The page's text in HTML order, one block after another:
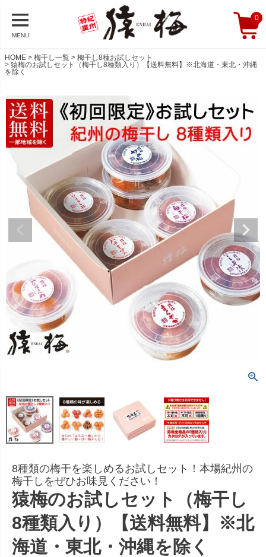
MENU
0
HOME 梅干し一覧
梅干し8種お試しセット
猿梅のお試しセット（梅干し8種類入り）【送料無料】※北海道・東北・沖縄
を除く
8種類の梅干を楽しめるお試しセット！本場紀州の
梅干しをぜひお味見ください！
猿梅のお試しセット（梅干し
8種類入り）【送料無料】※北
海道・東北・沖縄を除く